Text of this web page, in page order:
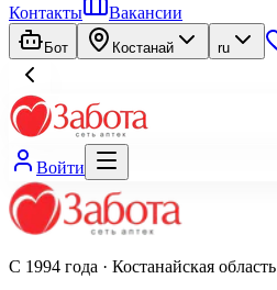
Контакты
Вакансии
Бот Костанай ru
Войти
С 1994 года · Костанайская область